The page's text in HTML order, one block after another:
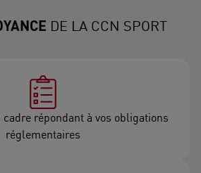
DE LA CCN SPORT
répondant à vos obligations
réglementaires